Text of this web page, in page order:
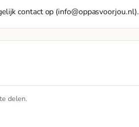
contact op (info@oppasvoorjou.nl).
delen.